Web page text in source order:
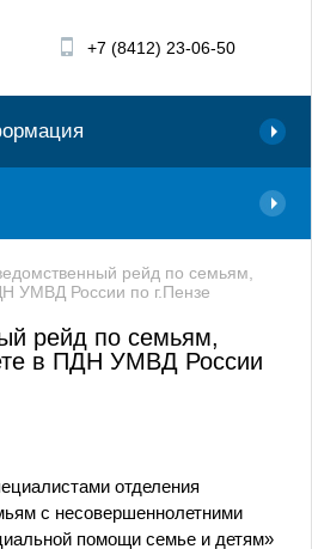
+7 (8412) 23-06-50
рейд по семьям,
УМВД России по г.Пензе
рейд по семьям,
в ПДН УМВД России
отделения
с несовершеннолетними
помощи семье и детям»